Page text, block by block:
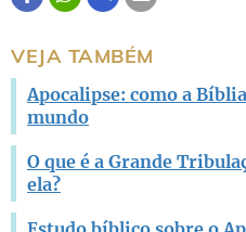
VEJA TAMBÉM
Apocalipse: como a
mundo
O que é a Grande
ela?